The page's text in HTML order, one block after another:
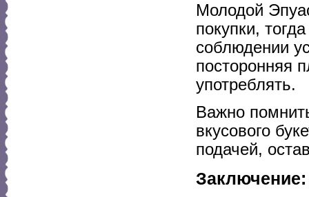
Молодой
покупки,
соблюдении
посторонняя
употреблять.
Важно
вкусового
подачей,